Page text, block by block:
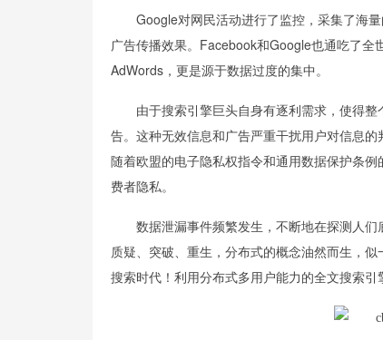
Google对网民活动进行了监控，采集了海
广告传播效果。Facebook和Google也通吃了
AdWords，更是源于数据过度的集中。
由于搜索引擎巨头自身有逐利需求，使得
告。这种无效信息和广告严重干扰用户对信息
随着欧盟的电子隐私权指令和通用数据保护条
费者隐私。
数据泄漏事件频繁发生，不断地在探测人们
质疑、突破、重生，分布式的概念油然而生，
搜索时代！利用分布式多用户能力的全文搜索引